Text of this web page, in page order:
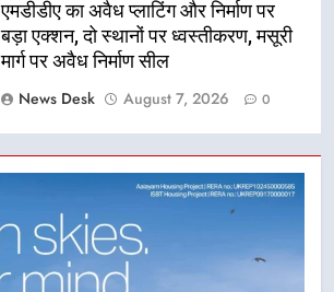
एमडीडीए का अवैध प्लाटिंग और निर्माण पर
बड़ा एक्शन, दो स्थानों पर ध्वस्तीकरण, मसूरी
मार्ग पर अवैध निर्माण सील
News Desk
August 7, 2026 0